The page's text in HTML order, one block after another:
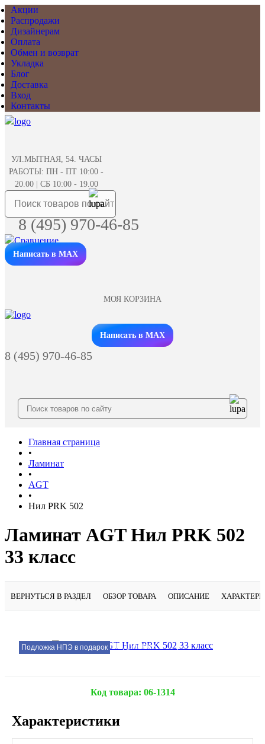
Акции
Распродажи
Дизайнерам
Оплата
Обмен и возврат
Укладка
Блог
Доставка
Вход
Контакты
УЛ.МЫТНАЯ, 54. ЧАСЫ
РАБОТЫ: ПН - ПТ 10:00 -
20.00 | СБ 10:00 - 19.00
8 (495) 970-46-85
Написать в MAX
МОЯ КОРЗИНА
Заказать звонок
Написать в MAX
8 (495) 970-46-85
Главная страница
•
Ламинат
•
AGT
•
Нил PRK 502
Ламинат AGT Нил PRK 502
33 класс
ВЕРНУТЬСЯ В РАЗДЕЛ ОБЗОР ТОВАРА ОПИСАНИЕ
Подложка НПЭ в подарок Подробнее
Код товара: 06-1314
Характеристики